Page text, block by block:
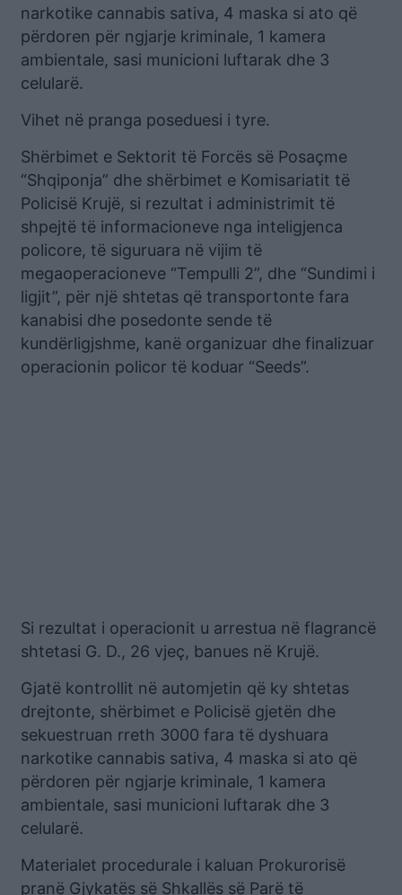
narkotike cannabis sativa, 4 maska si ato që
përdoren për ngjarje kriminale, 1 kamera
ambientale, sasi municioni luftarak dhe 3
celularë.
Vihet në pranga poseduesi i tyre.
Shërbimet e Sektorit të Forcës së Posaçme
“Shqiponja” dhe shërbimet e Komisariatit të
Policisë Krujë, si rezultat i administrimit të
shpejtë të informacioneve nga inteligjenca
policore, të siguruara në vijim të
megaoperacioneve “Tempulli 2”, dhe “Sundimi i
ligjit”, për një shtetas që transportonte fara
kanabisi dhe posedonte sende të
kundërligjshme, kanë organizuar dhe finalizuar
operacionin policor të koduar “Seeds”.
Si rezultat i operacionit u arrestua në flagrancë
shtetasi G. D., 26 vjeç, banues në Krujë.
Gjatë kontrollit në automjetin që ky shtetas
drejtonte, shërbimet e Policisë gjetën dhe
sekuestruan rreth 3000 fara të dyshuara
narkotike cannabis sativa, 4 maska si ato që
përdoren për ngjarje kriminale, 1 kamera
ambientale, sasi municioni luftarak dhe 3
celularë.
Materialet procedurale i kaluan Prokurorisë
pranë Gjykatës së Shkallës së Parë të